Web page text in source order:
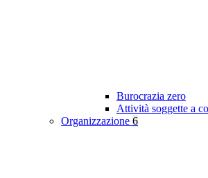
Burocrazia zero
Attività soggette a
Organizzazione 6